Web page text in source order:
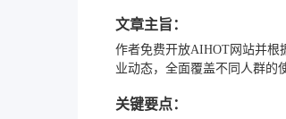
文章主旨：
作者免费开放AIHOT网站并根
业动态，全面覆盖不同人群的
关键要点：